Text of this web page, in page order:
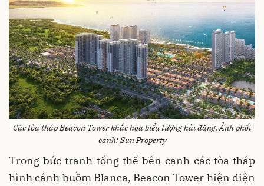
Các tòa tháp Beacon Tower khắc họa biểu tượng hải đăng. Ảnh phối
cảnh: Sun Property
Trong bức tranh tổng thể bên cạnh các tòa tháp
hình cánh buồm Blanca, Beacon Tower hiện diện